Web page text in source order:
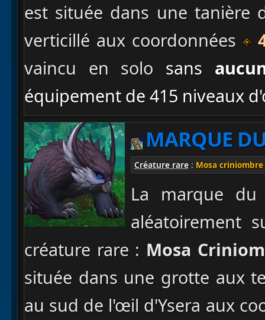
est située dans une tanière
verticillé aux coordonnées
vaincu en solo sans
équipement de 415 niveaux
MARQUE
Créature rare : Mosa criniombre
La marque du
aléatoirement
créature rare : Mosa
située dans une grotte aux
au sud de l'œil d'Ysera aux